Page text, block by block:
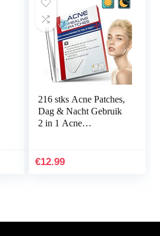
216 stks Acne Patches,
Dag & Nacht Gebruik
2 in 1 Acne
Effectieve…
€12.99